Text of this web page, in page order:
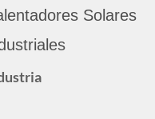
Solares